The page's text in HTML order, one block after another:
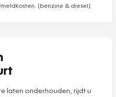
(benzine & diesel)
laten onderhouden, rijdt u